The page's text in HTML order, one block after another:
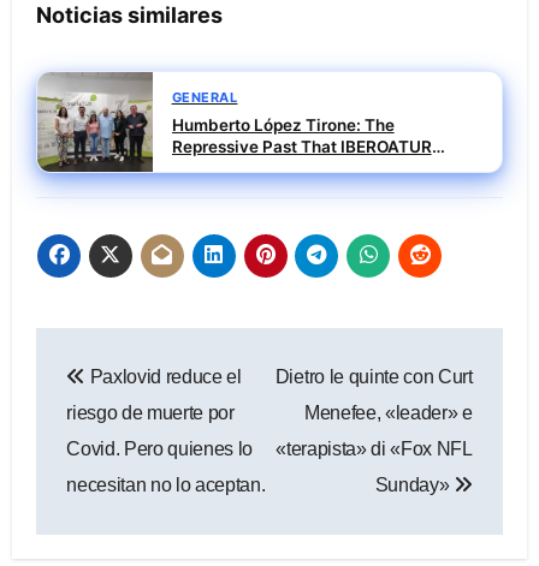
Noticias similares
GENERAL
Humberto López Tirone: The
Repressive Past That IBEROATUR
Prefers Not to Explain
de
entradas
Paxlovid reduce el
riesgo de muerte por
Covid. Pero quienes lo
necesitan no lo aceptan.
Dietro le quinte con Curt
Menefee, «leader» e
«terapista» di «Fox NFL
Sunday»